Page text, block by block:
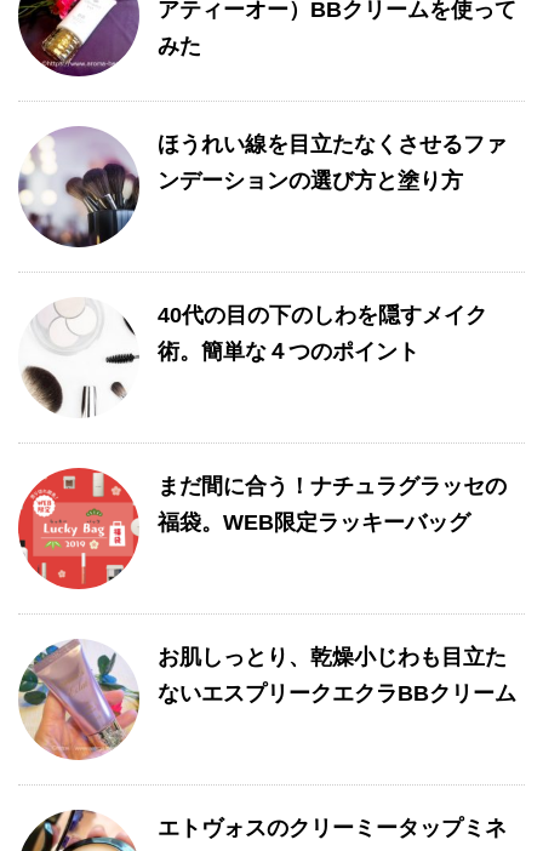
アティーオー）BBクリームを使って
みた
ほうれい線を目立たなくさせるファ
ンデーションの選び方と塗り方
40代の目の下のしわを隠すメイク
術。簡単な４つのポイント
まだ間に合う！ナチュラグラッセの
福袋。WEB限定ラッキーバッグ
お肌しっとり、乾燥小じわも目立た
ないエスプリークエクラBBクリーム
エトヴォスのクリーミータップミネ